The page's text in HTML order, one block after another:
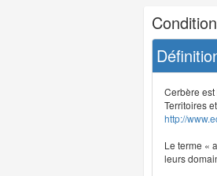
Navigation
et
outils
annexes
Cerbère
Territoires
http://
Le terme «
leurs